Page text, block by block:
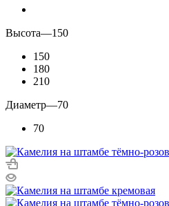
Высота—150
150
180
210
Диаметр—70
70